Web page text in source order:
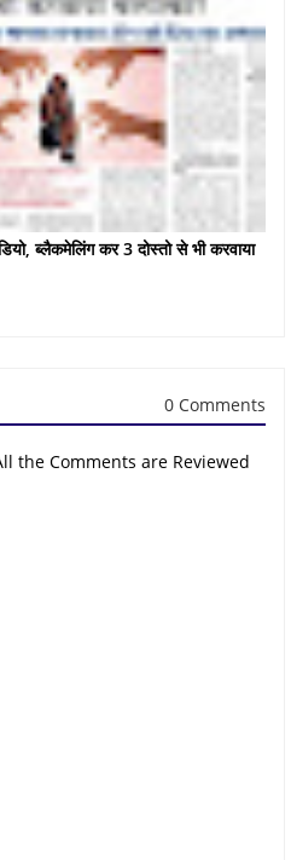
ब्लैकमेलिंग कर 3 दोस्तो से भी करवाया
0 Comments
the Comments are Reviewed